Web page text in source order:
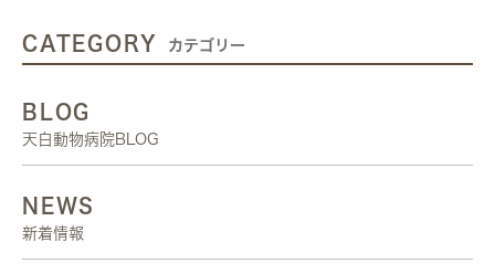
CATEGORY カテゴリー
BLOG
天白動物病院BLOG
NEWS
新着情報